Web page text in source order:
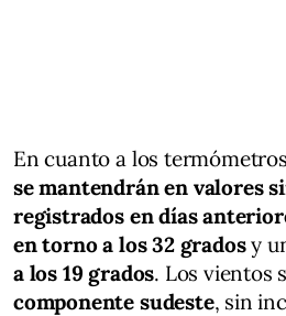
En cuanto a los
se mantendrán en valores
registrados en días
en torno a los 32 gradosy
a los 19 grados. Los vientos
componente sudeste, sin